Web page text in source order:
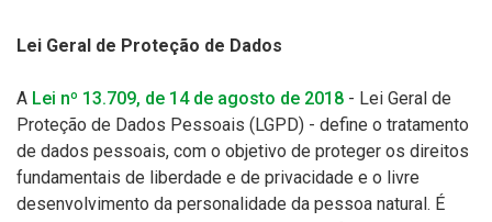
Lei Geral de Proteção de Dados
A Lei nº 13.709, de 14 de agosto de 2018 - Lei Geral de
Proteção de Dados Pessoais (LGPD) - define o tratamento
de dados pessoais, com o objetivo de proteger os direitos
fundamentais de liberdade e de privacidade e o livre
desenvolvimento da personalidade da pessoa natural. É